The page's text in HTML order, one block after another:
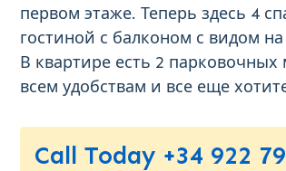
первом этаже. Теперь здесь 4
гостиной с балконом с видом
В квартире есть 2
всем удобствам и все еще
Call Today +34 922